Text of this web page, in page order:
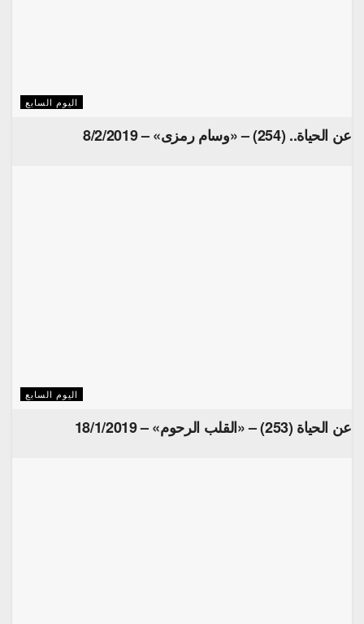
اليوم السابع
عن الحياة.. (254) – «وسام رمزى» – 8/2/2019
اليوم السابع
عن الحياة (253) – «القلب الرحوم» – 18/1/2019